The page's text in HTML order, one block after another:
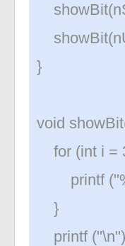
}
void
for (int i =
printf
}
printf